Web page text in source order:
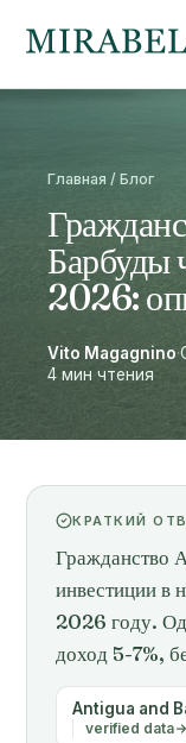
Главная / Блог
Барбуды
2026:
Vito Magagnino·
4 мин чтения
КРАТКИЙ
Гражданство
инвестиции
2026 году.
доход 5-7%,
Antigua and
verified data